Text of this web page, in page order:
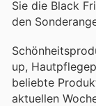
Sie die Black
den
up,
beliebte
aktuellen